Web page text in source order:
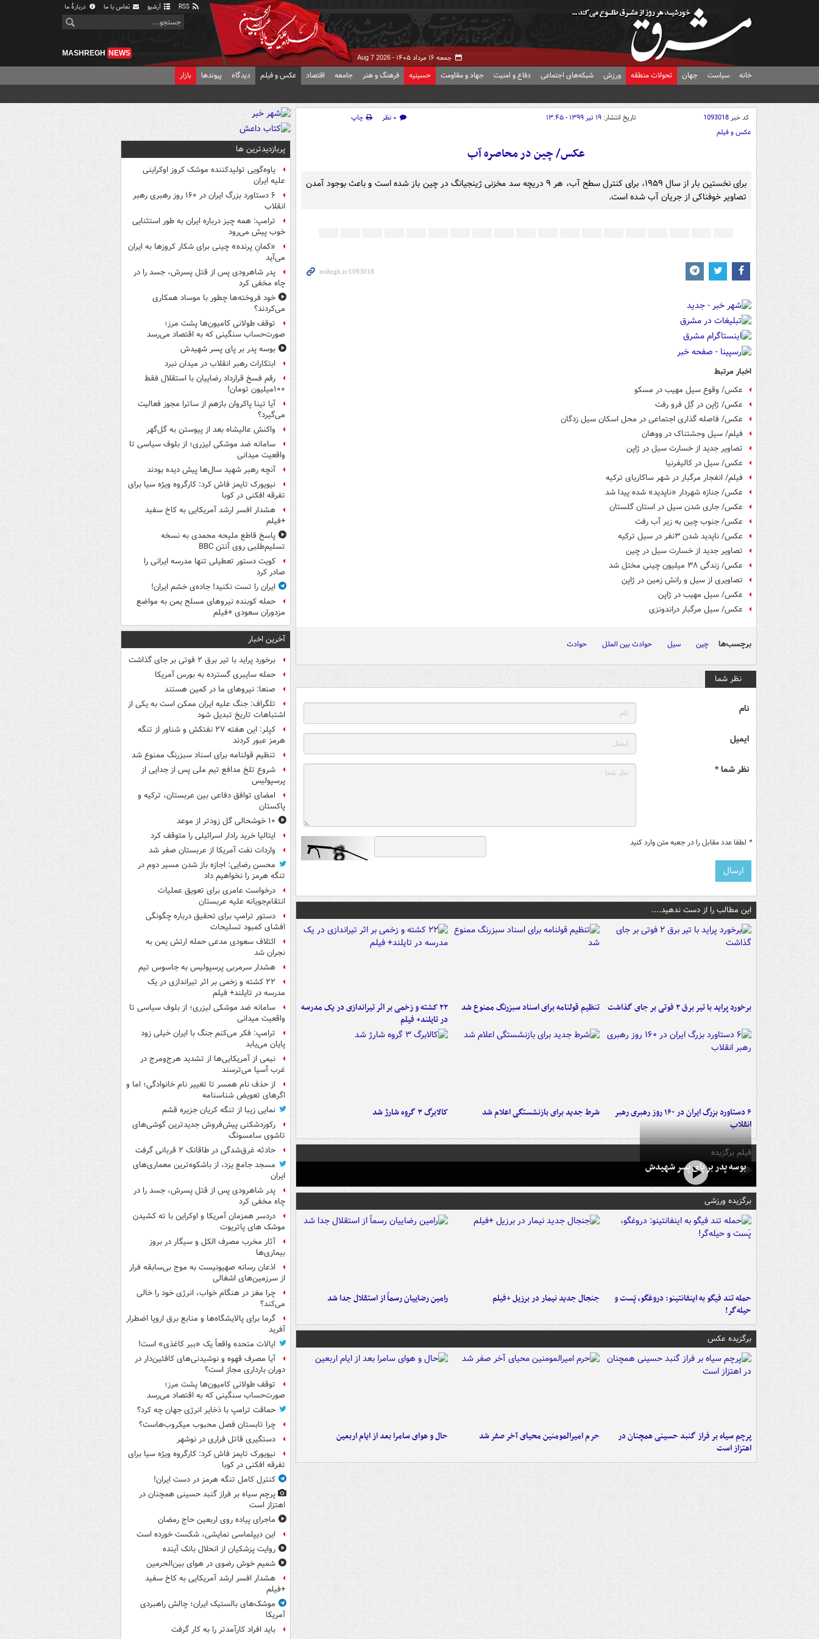
آرشیو تماس با ما دربارهٔ ما
جمعه ۱۶ مرداد ۱۴۰۵ - Aug 7 2026
MASHREGH NEWS
خانه سیاست جهان تحولات منطقه ورزش شبکه‌های اجتماعی دفاع و امنیت جهاد و مقاومت حسینیه فرهنگ و هنر جامعه اقتصاد عکس و فیلم دیدگاه پیوندها بازار
کد خبر1093018 تاریخ انتشار: ۱۹ تیر ۱۳۹۹ - ۱۳:۴۵ ۰ نظر
چاپ
عکس و فیلم
عکس/ چین در محاصره آب
برای نخستین بار از سال ۱۹۵۹، برای کنترل سطح آب، هر ۹ دریچه سد مخزنی ژینجیانگ در چین باز شده است و باعث بوجود آمدن
تصاویر خوفناکی از جریان آب شده است.
اخبار مرتبط
عکس/ وقوع سیل مهیب در مسکو
عکس/ ژاپن در گِل فرو رفت
عکس/ فاصله گذاری اجتماعی در محل اسکان سیل زدگان
فیلم/ سیل وحشتناک در ووهان
تصاویر جدید از خسارت سیل در ژاپن
عکس/ سیل در کالیفرنیا
فیلم/ انفجار مرگبار در شهر ساکاریای ترکیه
عکس/ جنازه شهردار «ناپدید» شده پیدا شد
عکس/ جاری شدن سیل در استان گلستان
عکس/ جنوب چین به زیر آب رفت
عکس/ ناپدید شدن ۳نفر در سیل ترکیه
تصاویر جدید از خسارت سیل در چین
عکس/ زندگی ۳۸ میلیون چینی مختل شد
تصاویری از سیل و رانش زمین در ژاپن
عکس/ سیل مهیب در ژاپن
عکس/ سیل مرگبار دراندونزی
برچسب‌ها چین سیل حوادث بین الملل حوادث
نظر شما
نام
ایمیل
نظر شما *
* لطفا عدد مقابل را در جعبه متن وارد کنید
این مطالب را از دست ندهید....
برخورد پراید با تیر برق ۲ فوتی بر جای گذاشت تنظیم قولنامه برای اسناد سبزرنگ ممنوع شد
۲۲ کشته و زخمی بر اثر تیراندازی در یک مدرسه
در تایلند+ فیلم
۶ دستاورد بزرگ ایران در ۱۶۰ روز رهبری رهبر
انقلاب
شرط جدید برای بازنشستگی اعلام شد کالابرگ ۳ گروه شارژ شد
فیلم برگزیده
بوسه‌ پدر بر پای پسر شهیدش
برگزیده ورزشی
حمله تند فیگو به اینفانتینو: دروغگو، پَست‌ و
حیله‌گر!
جنجال جدید نیمار در برزیل +فیلم رامین رضاییان رسماً از استقلال جدا شد
برگزیده عکس
پرچم سیاه بر فراز گنبد حسینی همچنان در
اهتزاز است
حرم امیرالمومنین محیای آخر صفر شد حال و هوای سامرا بعد از ایام اربعین
پربازدیدترین ها
یاوه‌گویی تولیدکننده موشک کروز اوکراینی
علیه ایران
۶ دستاورد بزرگ ایران در ۱۶۰ روز رهبری رهبر
انقلاب
ترامپ: همه چیز درباره ایران به طور استثنایی
خوب پیش می‌رود
«کمانِ پرنده» چینی برای شکار کروزها به ایران
می‌آید
پدر شاهرودی پس از قتل پسرش، جسد را در
چاه مخفی کرد
خود فروخته‌ها چطور با موساد همکاری
می‌کردند؟
توقف طولانی کامیون‌ها پشت مرز؛
صورت‌حساب سنگینی که به اقتصاد می‌رسد
بوسه‌ پدر بر پای پسر شهیدش
ابتکارات رهبر انقلاب در میدان نبرد
رقم فسخ قرارداد رضاییان با استقلال فقط
۱۰۰میلیون تومان!
آیا تینا پاکروان بازهم از ساترا مجوز فعالیت
می‌گیرد؟
واکنش عالیشاه بعد از پیوستن به گل‌گهر
سامانه ضد موشکی لیزری؛ از بلوف سیاسی تا
واقعیت میدانی
آنچه رهبر شهید سال‌ها پیش دیده بودند
نیویورک تایمز فاش کرد: کارگروه ویژه سیا برای
تفرقه افکنی در کوبا
هشدار افسر ارشد آمریکایی به کاخ سفید
+فیلم
پاسخ قاطع ملیحه محمدی به نسخه
تسلیم‌طلبی روی آنتن BBC
کویت دستور تعطیلی تنها مدرسه ایرانی را
صادر کرد
ایران را تست نکنید! جاده‌ی خشم ایران!
حمله کوبنده نیروهای مسلح یمن به مواضع
مزدوران سعودی +فیلم
آخرین اخبار
برخورد پراید با تیر برق ۲ فوتی بر جای گذاشت
حمله سایبری گسترده به بورس آمریکا
صنعا: نیروهای ما در کمین‌ هستند
تلگراف: جنگ علیه ایران ممکن است به یکی از
اشتباهات تاریخ تبدیل شود
کپلر: این هفته ۲۷ نفتکش و شناور از تنگه
هرمز عبور کردند
تنظیم قولنامه برای اسناد سبزرنگ ممنوع شد
شروع تلخ مدافع تیم ملی پس از جدایی از
پرسپولیس
امضای توافق دفاعی بین عربستان، ترکیه و
پاکستان
۱۰ خوشحالی گل زودتر از موعد
ایتالیا خرید رادار اسرائیلی را متوقف کرد
واردات نفت آمریکا از عربستان صفر شد
محسن رضایی: اجازه باز شدن مسیر دوم در
تنگه هرمز را نخواهیم داد
درخواست عامری برای تعویق عملیات
انتقام‌جویانه علیه عربستان
دستور ترامپ برای تحقیق درباره چگونگی
افشای کمبود تسلیحات
ائتلاف سعودی مدعی حمله ارتش یمن به
نجران شد
هشدار سرمربی پرسپولیس به جاسوس تیم
۲۲ کشته و زخمی بر اثر تیراندازی در یک
مدرسه در تایلند+ فیلم
سامانه ضد موشکی لیزری؛ از بلوف سیاسی تا
واقعیت میدانی
ترامپ: فکر می‌کنم جنگ با ایران خیلی زود
پایان می‌یابد
نیمی از آمریکایی‌ها از تشدید هرج‌ومرج در
غرب آسیا می‌ترسند
از حذف نام همسر تا تغییر نام خانوادگی؛ اما و
اگرهای تعویض شناسنامه
نمایی زیبا از تنگه کریان جزیره قشم
رکوردشکنی پیش‌فروش جدیدترین گوشی‌های
تاشوی سامسونگ
حادثه غرق‌شدگی در طاقانک ۲ قربانی گرفت
مسجد جامع یزد، از باشکوه‌ترین معماری‌های
ایران
پدر شاهرودی پس از قتل پسرش، جسد را در
چاه مخفی کرد
دردسر همزمان آمریکا و اوکراین با ته کشیدن
موشک های پاتریوت
آثار مخرب مصرف الکل و سیگار در بروز
بیماری‌ها
اذعان رسانه صهیونیست به موج بی‌سابقه فرار
از سرزمین‌های اشغالی
چرا مغز در هنگام خواب، انرژی خود را خالی
می‌کند؟
گرما برای پالایشگاه‌ها و منابع برق اروپا اضطرار
آفرید
ایالات متحده واقعاً یک «ببر کاغذی» است!
آیا مصرف قهوه و نوشیدنی‌های کافئین‌دار در
دوران بارداری مجاز است؟
توقف طولانی کامیون‌ها پشت مرز؛
صورت‌حساب سنگینی که به اقتصاد می‌رسد
حماقت ترامپ با ذخایر انرژی جهان چه کرد؟
چرا تابستان فصل محبوب میکروب‌هاست؟
دستگیری قاتل فراری در نوشهر
نیویورک تایمز فاش کرد: کارگروه ویژه سیا برای
تفرقه افکنی در کوبا
کنترل کامل تنگه هرمز در دست ایران!
پرچم سیاه بر فراز گنبد حسینی همچنان در
اهتزاز است
ماجرای پیاده روی اربعین حاج رمضان
این دیپلماسی نمایشی، شکست خورده است
روایت پزشکیان از انحلال بانک آینده
شمیم خوش رضوی در هوای بین‌الحرمین
هشدار افسر ارشد آمریکایی به کاخ سفید
+فیلم
موشک‌های بالستیک ایران؛ چالش راهبردی
آمریکا
باید افراد کارآمدتر را به کار گرفت